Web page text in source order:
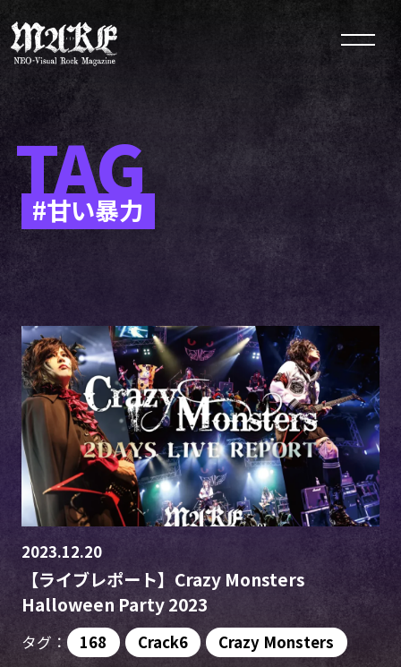
TAG
#甘い暴力
2023.12.20
【ライブレポート】Crazy Monsters
Halloween Party 2023
タグ： 168 Crack6
Crazy Monsters